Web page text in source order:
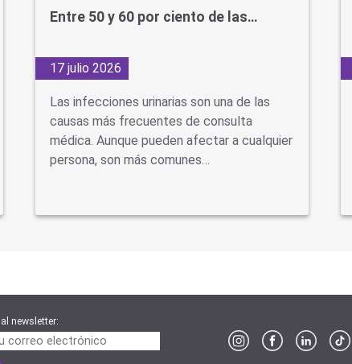
Entre 50 y 60 por ciento de las…
17 julio 2026
Las infecciones urinarias son una de las
causas más frecuentes de consulta
médica. Aunque pueden afectar a cualquier
persona, son más comunes…
newsletter: